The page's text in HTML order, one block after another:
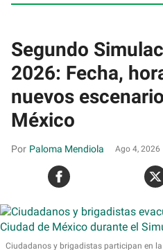
Segundo
2026: Fecha,
nuevos
México
Paloma Mendiola Ago 4, 2026
Ciudadanos y brigadistas participan en